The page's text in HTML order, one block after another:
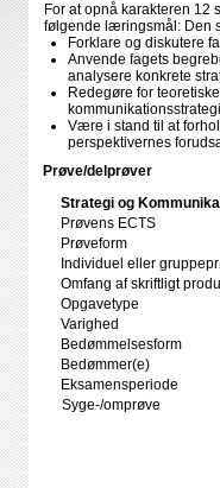
For at opnå karakteren
følgende læringsmål: Den
Forklare og diskutere
Anvende fagets
analysere konkrete
Redegøre for
Være i stand til at
perspektivernes
Prøve/delprøver
Strategi og
Prøvens ECTS
Prøveform
Individuel eller
Omfang af skriftligt
Opgavetype
Varighed
Bedømmelsesform
Bedømmer(e)
Eksamensperiode
Syge-/omprøve